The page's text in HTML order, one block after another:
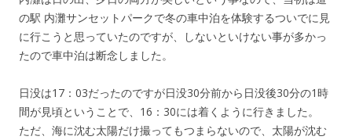
の駅 内灘サンセットパークで冬の車中泊を体験するついでに見
に行こうと思っていたのですが、しないといけない事が多かっ
たので車中泊は断念しました。
日没は17：03だったのですが日没30分前から日没後30分の1時
間が見頃ということで、16：30には着くように行きました。
ただ、海に沈む太陽だけ撮ってもつまらないので、太陽が沈む